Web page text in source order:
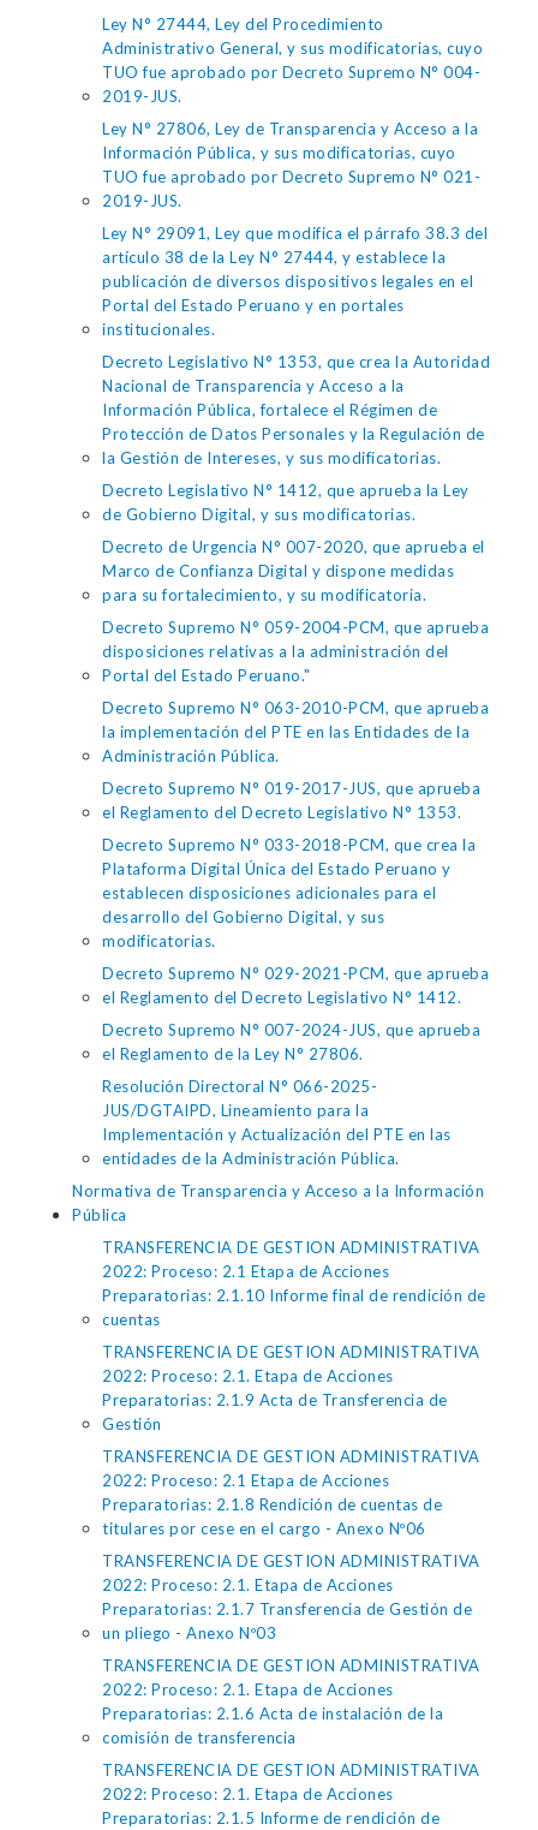
Ley N° 27444, Ley del Procedimiento
Administrativo General, y sus modificatorias, cuyo
TUO fue aprobado por Decreto Supremo N° 004-
2019-JUS.
Ley N° 27806, Ley de Transparencia y Acceso a la
Información Pública, y sus modificatorias, cuyo
TUO fue aprobado por Decreto Supremo N° 021-
2019-JUS.
Ley N° 29091, Ley que modifica el párrafo 38.3 del
artículo 38 de la Ley N° 27444, y establece la
publicación de diversos dispositivos legales en el
Portal del Estado Peruano y en portales
institucionales.
Decreto Legislativo N° 1353, que crea la Autoridad
Nacional de Transparencia y Acceso a la
Información Pública, fortalece el Régimen de
Protección de Datos Personales y la Regulación de
la Gestión de Intereses, y sus modificatorias.
Decreto Legislativo N° 1412, que aprueba la Ley
de Gobierno Digital, y sus modificatorias.
Decreto de Urgencia N° 007-2020, que aprueba el
Marco de Confianza Digital y dispone medidas
para su fortalecimiento, y su modificatoria.
Decreto Supremo N° 059-2004-PCM, que aprueba
disposiciones relativas a la administración del
Portal del Estado Peruano."
Decreto Supremo N° 063-2010-PCM, que aprueba
la implementación del PTE en las Entidades de la
Administración Pública.
Decreto Supremo N° 019-2017-JUS, que aprueba
el Reglamento del Decreto Legislativo N° 1353.
Decreto Supremo N° 033-2018-PCM, que crea la
Plataforma Digital Única del Estado Peruano y
establecen disposiciones adicionales para el
desarrollo del Gobierno Digital, y sus
modificatorias.
Decreto Supremo N° 029-2021-PCM, que aprueba
el Reglamento del Decreto Legislativo N° 1412.
Decreto Supremo N° 007-2024-JUS, que aprueba
el Reglamento de la Ley N° 27806.
Resolución Directoral N° 066-2025-
JUS/DGTAIPD, Lineamiento para la
Implementación y Actualización del PTE en las
entidades de la Administración Pública.
Normativa de Transparencia y Acceso a la Información
Pública
TRANSFERENCIA DE GESTION ADMINISTRATIVA
2022: Proceso: 2.1 Etapa de Acciones
Preparatorias: 2.1.10 Informe final de rendición de
cuentas
TRANSFERENCIA DE GESTION ADMINISTRATIVA
2022: Proceso: 2.1. Etapa de Acciones
Preparatorias: 2.1.9 Acta de Transferencia de
Gestión
TRANSFERENCIA DE GESTION ADMINISTRATIVA
2022: Proceso: 2.1 Etapa de Acciones
Preparatorias: 2.1.8 Rendición de cuentas de
titulares por cese en el cargo - Anexo Nº06
TRANSFERENCIA DE GESTION ADMINISTRATIVA
2022: Proceso: 2.1. Etapa de Acciones
Preparatorias: 2.1.7 Transferencia de Gestión de
un pliego - Anexo Nº03
TRANSFERENCIA DE GESTION ADMINISTRATIVA
2022: Proceso: 2.1. Etapa de Acciones
Preparatorias: 2.1.6 Acta de instalación de la
comisión de transferencia
TRANSFERENCIA DE GESTION ADMINISTRATIVA
2022: Proceso: 2.1. Etapa de Acciones
Preparatorias: 2.1.5 Informe de rendición de